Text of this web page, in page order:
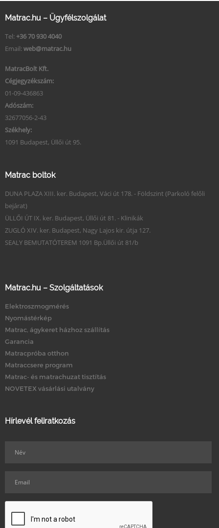
Matrac.hu – Ügyfélszolgálat
Tel: +36 70 930 4040
Email: web@matrac.hu
MatracBolt Kft.
Cégjegyzékszám:
01-09-436863
Adószám:
32677056-2-43
Székhely:
1091 Budapest, Üllői út 95.
Matrac boltok
DUNA PLAZA XIII. ker. Budapest, Váci út 178. - Földszint (Parkoló felőli
bejárat)
ÜLLŐI ÚT IX. ker. Budapest, Üllői út 81. - Klinikák
ZUGLÓ XIV. ker. Budapest, Nagy Lajos kir. útja 127.
SEALY BEMUTATÓTEREM 1091 Bp.Üllői út 81/b
Matrac.hu – Szolgáltatások
Elektroszmogmérés
Nyomástérkép
Matrac, ágykeret házhoz szállítás
Garancia
Matracpróba otthon
Matraccsere program
Matrac- és matrachuzat tisztítás
NOVETEX vásárlási utalvány
Hírlevél feliratkozás